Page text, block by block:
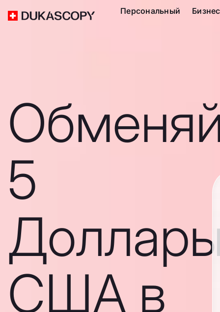
Персональный Бизнес
5
США в